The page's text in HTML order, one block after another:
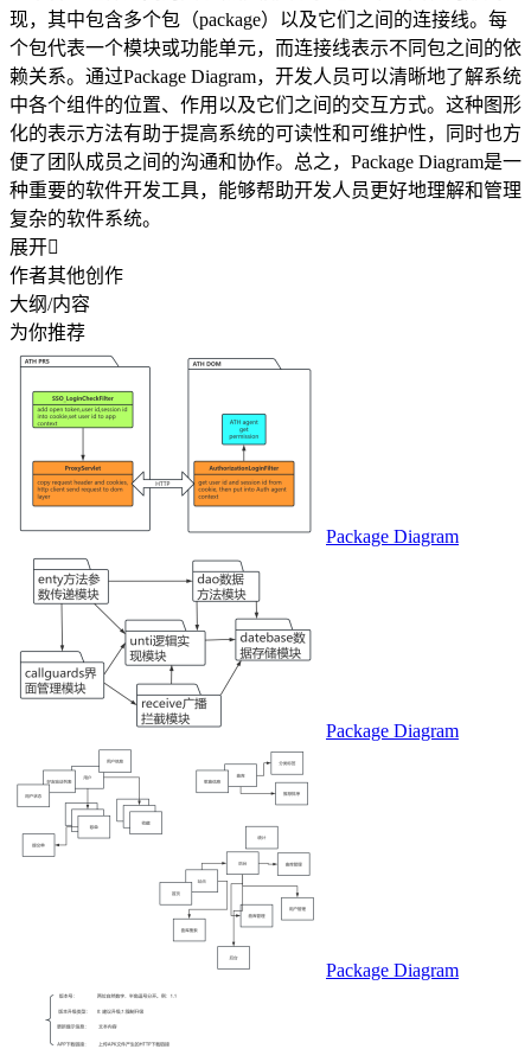
现，其中包含多个包（package）以及它们之间的连接线。每
个包代表一个模块或功能单元，而连接线表示不同包之间的依
赖关系。通过Package Diagram，开发人员可以清晰地了解系统
中各个组件的位置、作用以及它们之间的交互方式。这种图形
化的表示方法有助于提高系统的可读性和可维护性，同时也方
便了团队成员之间的沟通和协作。总之，Package Diagram是一
种重要的软件开发工具，能够帮助开发人员更好地理解和管理
复杂的软件系统。
展开
作者其他创作
大纲/内容
为你推荐
Package Diagram
Package Diagram
Package Diagram